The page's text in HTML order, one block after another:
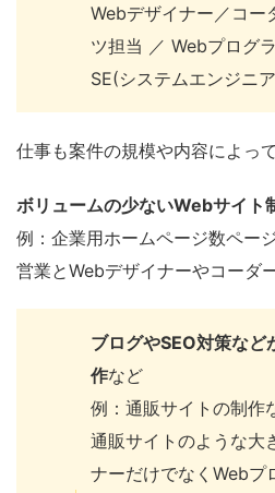
Webデザイナー／コー
ツ担当 ／ Webプログ
SE(システムエンジニ
仕事も案件の規模や内容によっ
ボリュームの少ないWebサイト
例：企業用ホームページ数ペー
営業とWebデザイナーやコーダ
ブログやSEO対策な
作など
例：通販サイトの制作
通販サイトのような大
ナーだけでなくWebプ